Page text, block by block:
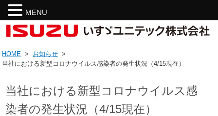
HOME > お知らせ >
当社における新型コロナウイルス感染者の発生状況（4/15現在）
当社における新型コロナウイルス感
染者の発生状況（4/15現在）
MENU